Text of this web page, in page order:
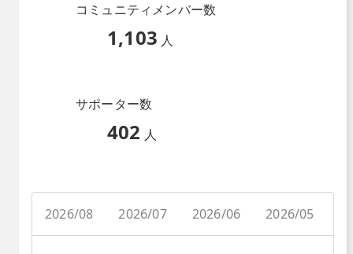
コミュニティメンバー数
1,103 人
サポーター数
402 人
2026/08 2026/07 2026/06 2026/05